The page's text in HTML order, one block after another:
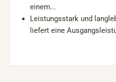
einem...
Leistungsstark und
liefert eine